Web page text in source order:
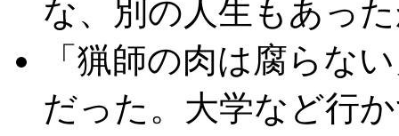
な、別の人生もあっ
「猟師の肉は腐らな
だった。大学など行